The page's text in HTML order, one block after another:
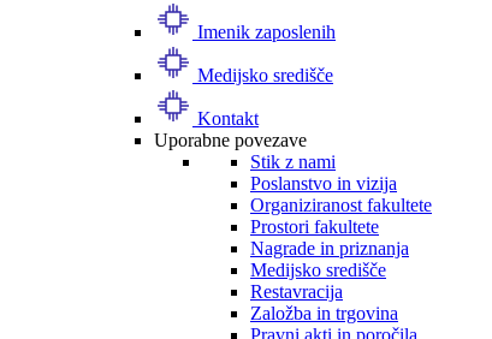
Imenik zaposlenih
Medijsko središče
Kontakt
Uporabne povezave
Stik z nami
Poslanstvo in vizija
Organiziranost fakultete
Prostori fakultete
Nagrade in priznanja
Medijsko središče
Restavracija
Založba in trgovina
Pravni akti in poročila